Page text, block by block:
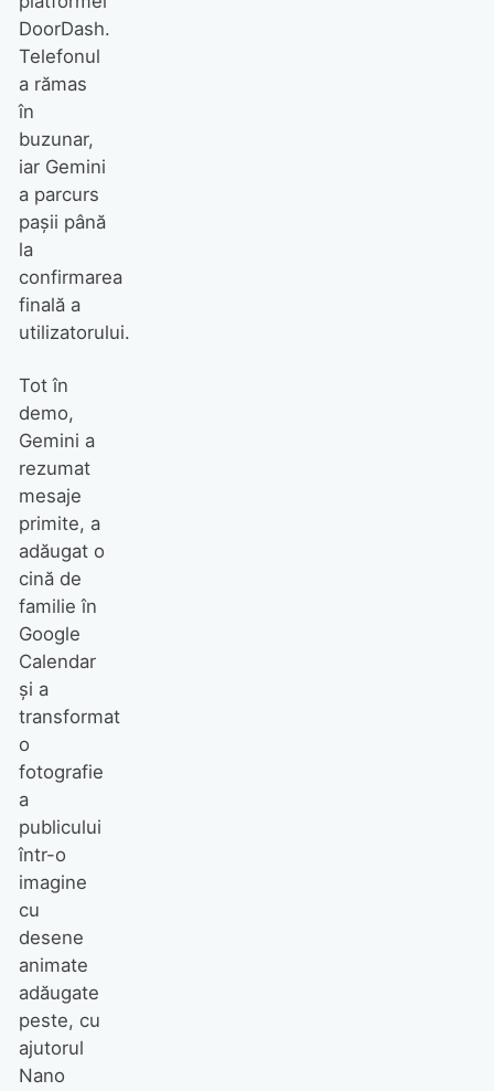
DoorDash.
Telefonul
a rămas
în
buzunar,
iar Gemini
a parcurs
pașii până
la
confirmarea
finală a
utilizatorului.
Tot în
demo,
Gemini a
rezumat
mesaje
primite, a
adăugat o
cină de
familie în
Google
Calendar
și a
transformat
o
fotografie
a
publicului
într-o
imagine
cu
desene
animate
adăugate
peste, cu
ajutorul
Nano